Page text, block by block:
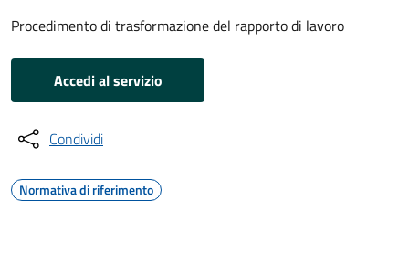
Procedimento di trasformazione del rapporto di lavoro
Accedi al servizio
Condividi
Normativa di riferimento